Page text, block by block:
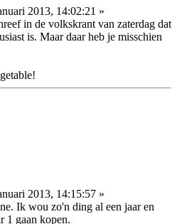
2013, 14:02:21 »
in de volkskrant van zaterdag dat
is. Maar daar heb je misschien
2013, 14:15:57 »
Ik wou zo'n ding al een jaar en
1 gaan kopen.